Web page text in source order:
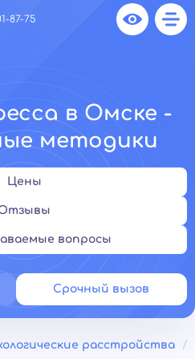
87-75
в Омске -
методики
Цены
вопросы
Срочный вызов
расстройства